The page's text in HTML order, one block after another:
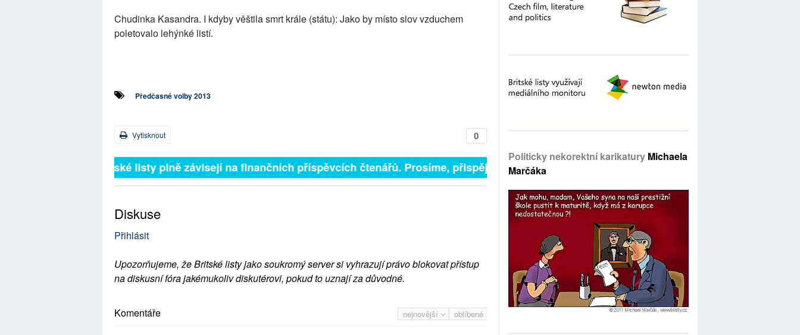
Chudinka Kasandra. I kdyby věštila smrt krále (státu): Jako by místo slov vzduchem
poletovalo lehýnké listí.
Předčasné volby 2013
0
Vytisknout
Britské listy plně závisejí na finančních příspěvcích čtenářů. Prosíme, přispějte. ➥
Diskuse
Přihlásit
Upozorňujeme, že Britské listy jako soukromý server si vyhrazují právo blokovat přístup
na diskusní fóra jakémukoliv diskutérovi, pokud to uznají za důvodné.
nejnovější oblíbené
Komentáře
Politicky nekorektní karikatury Michaela
Marčáka